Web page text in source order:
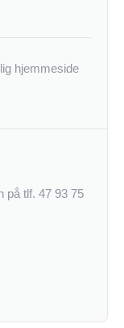
hjemmeside
på tlf. 47 93 75